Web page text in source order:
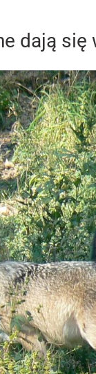
dają się